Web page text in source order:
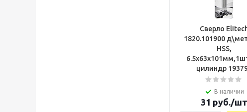
Сверло
1820.101900
HSS,
цилиндр
В наличии
31 руб./шт